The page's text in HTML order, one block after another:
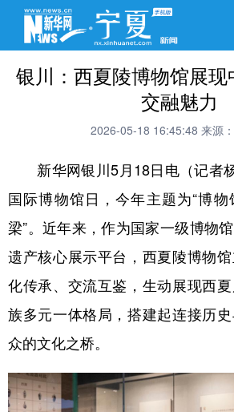
银川：西夏陵博物馆展
交融魅力
2026-05-18 16:45:48 来源
新华网银川5月18日电（记者
国际博物馆日，今年主题为“博
梁”。近年来，作为国家一级博物
遗产核心展示平台，西夏陵博物
化传承、交流互鉴，生动展现西
族多元一体格局，搭建起连接历
众的文化之桥。